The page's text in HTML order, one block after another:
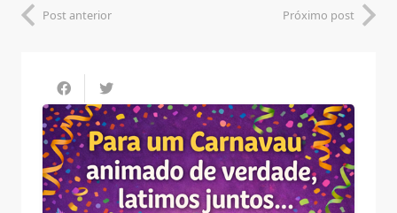
Post anterior Próximo post